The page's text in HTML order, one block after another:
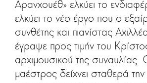
Αρανχουέθ» ελκύει το
ελκύει το νέο έργο που ο
συνθέτης και πιανίστας
έγραψε προς τιμήν του
αρχιμουσικού της συναυλίας.
μαέστρος δείχνει σταθερά την